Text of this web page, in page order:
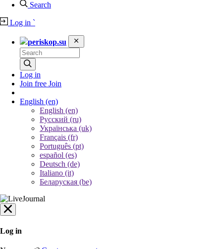
Search
Log in `
periskop.su
Log in
Join free Join
English (en)
English (en)
Русский (ru)
Українська (uk)
Français (fr)
Português (pt)
español (es)
Deutsch (de)
Italiano (it)
Беларуская (be)
Log in